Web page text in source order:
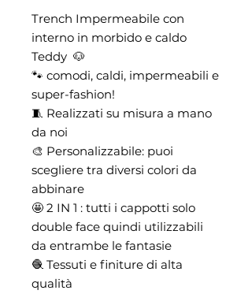
Trench Impermeabile con
interno in morbido e caldo
Teddy 🐶
🐾 comodi, caldi, impermeabili e
super-fashion!
🧵 Realizzati su misura a mano
da noi
🎨 Personalizzabile: puoi
scegliere tra diversi colori da
abbinare
🤩 2 IN 1 : tutti i cappotti solo
double face quindi utilizzabili
da entrambe le fantasie
🧶 Tessuti e finiture di alta
qualità